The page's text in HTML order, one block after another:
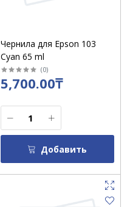
Чернила для Epson 103
Cyan 65 ml
(0)
5,700.00₸
Добавить